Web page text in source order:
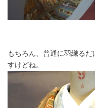
もちろん、普通に羽織る
すけどね。